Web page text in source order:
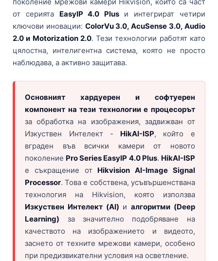
ГЪВКАВИ ГОФРИРАНИ ТРЪБИ
POE УДЪЛЖИТЕЛИ И POE СПЛИТЕРИ
МИКРОФОНИ И ГОВОРИТЕЛИ ЗА ВИДЕОНАБЛЮДЕНИЕ
УПРАВЛЕНИЯ ЗА ВЪРТЯЩИ КАМЕРИ
ГРЪМОЗАЩИТИ
МЕТАЛНИ ТАБЛА
БЕЗЖИЧНИ МИШКИ И ЕЛЕКТРИЧЕСКИ РАЗКЛОНИТЕЛИ
МЕДИА КОНВЕРТОРИ И SFP МОДУЛИ
БЕЗЖИЧНИ АЛАРМЕНИ СИСТЕМИ AJAX
БЕЗЖИЧНИ АЛАРМЕНИ ПАНЕЛИ (ХЪБ) AJAX
БЕЗЖИЧНИ РАЗШИРИТЕЛИ НА ОБХВАТ AJAX
БЕЗЖИЧНИ ДЕТЕКТОРИ AJAX
БЕЗЖИЧНИ ДЕТЕКТОРИ ЗА ПОЖАР, ДИМ, ТОПЛИНА И ВЪГЛЕРОДЕН
ОКСИД
БЕЗЖИЧНИ АЛАРМЕНИ СИСТЕМИ HIKVISION AX PRO
БЕЗЖИЧНИ ПАНЕЛИ HIKVISION AX PRO
БЕЗЖИЧНИ ДЕТЕКТОРИ ЗА HIKVISION AX PRO
КОМПЛЕКТИ БЕЗЖИЧНИ АЛАРМЕНИ СИСТЕМИ AX PRO
КОМУНИКАЦИОННИ ШКАФОВЕ
ALFALINE, СТЕННИ/СТОЯЩИ, С ОТВАРЯЕМИ И ЗАКЛЮЧВАЩИ СЕ
СТРАНИЦИ
INTERLINE, СТОЯЩИ - НЕОТВАРЯЕМИ СТРАНИЦИ
АКСЕСОАРИ ЗА КОМУНИКАЦИОННИ ШКАФОВЕ
от серията EasyIP 4.0 Plusи интегрират четири
ключови иновации: ColorVu 3.0, AcuSense 3.0, Audio
2.0 и Motorization 2.0. Тези технологии работят като
цялостна, интелигентна система, която не просто
наблюдава, а активно защитава.
Основният хардуерен и софтуерен
компонент на тези технологии е процесорът
за обработка на изображения, задвижван от
Изкуствен Интелект - HikAI-ISP, който е
вграден във всички камери от новото
поколение Pro Series EasyIP 4.0 Plus. HikAI-ISP
е съкращение от Hikvision AI-Image Signal
Processor. Това е собствена, усъвършенствана
технология на Hikvision, която използва
Изкуствен Интелект (AI) иалгоритми (Deep
Learning) за значително подобряване на
качеството на изображението и видеото,
заснето от техните мрежови камери, особено
при предизвикателни условия на осветление.